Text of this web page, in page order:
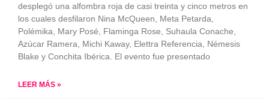
desplegó una alfombra roja de casi treinta y cinco metros en
los cuales desfilaron Nina McQueen, Meta Petarda,
Polémika, Mary Posé, Flaminga Rose, Suhaula Conache,
Azúcar Ramera, Michi Kaway, Elettra Referencia, Némesis
Blake y Conchita Ibérica. El evento fue presentado
LEER MÁS »